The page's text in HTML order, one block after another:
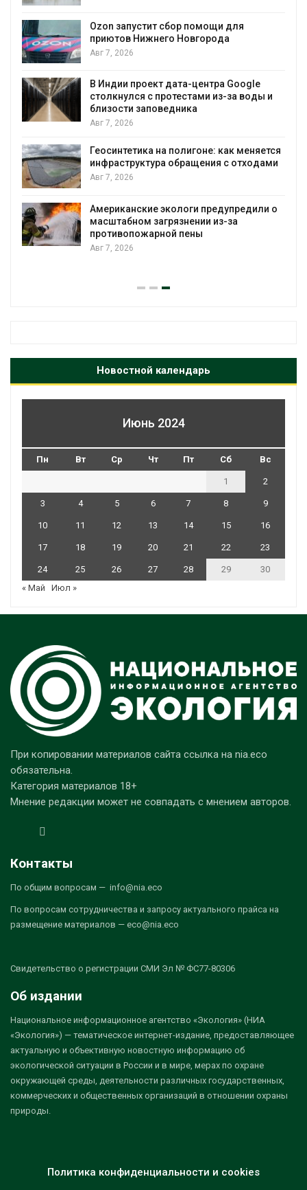
Ozon запустит сбор помощи для
приютов Нижнего Новгорода
Авг 7, 2026
В Индии проект дата-центра Google
столкнулся с протестами из-за воды и
близости заповедника
Авг 7, 2026
Геосинтетика на полигоне: как меняется
инфраструктура обращения с отходами
Авг 7, 2026
Американские экологи предупредили о
масштабном загрязнении из-за
противопожарной пены
Авг 7, 2026
Новостной календарь
Июнь 2024
Пн Вт Ср Чт Пт Сб Вс
1 2
3 4 5 6 7 8 9
10 11 12 13 14 15 16
17 18 19 20 21 22 23
24 25 26 27 28 29
30
« Май
Июл »
При копировании материалов сайта ссылка на nia.eco
обязательна.
Категория материалов 18+
Мнение редакции может не совпадать с мнением авторов.
Контакты
По общим вопросам — info@nia.eco
По вопросам сотрудничества и запросу актуального прайса на
размещение материалов — eco@nia.eco
Свидетельство о регистрации СМИ Эл № ФС77-80306
Об издании
Национальное информационное агентство «Экология» (НИА
«Экология») — тематическое интернет-издание, предоставляющее
актуальную и объективную новостную информацию об
экологической ситуации в России и в мире, мерах по охране
окружающей среды, деятельности различных государственных,
коммерческих и общественных организаций в отношении охраны
природы.
Политика конфиденциальности и cookies